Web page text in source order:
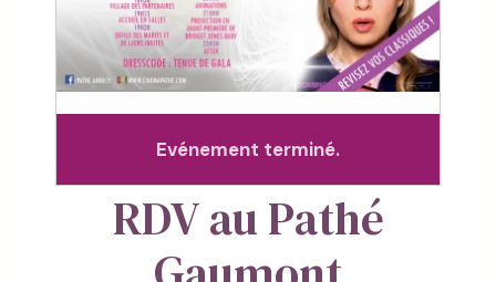
Evénement terminé.
RDV au Pathé